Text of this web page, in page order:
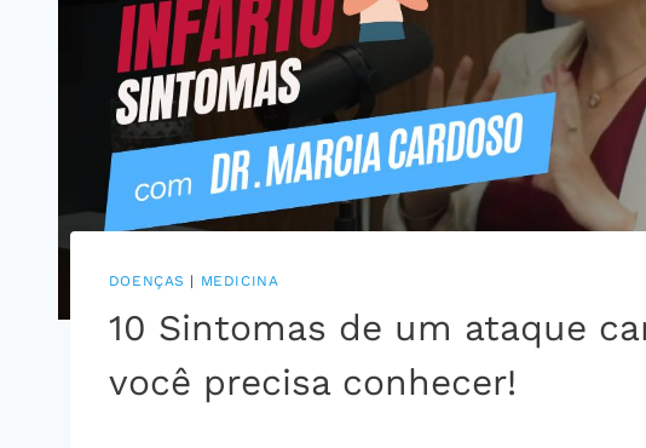
DOENÇAS | MEDICINA
10 Sintomas de um ataque
você precisa conhecer!